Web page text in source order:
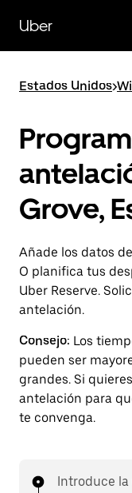
contenido
principal
Uber
Estados Unidos>
Grove,
Añade los datos
O planifica tus
Uber Reserve.
antelación.
Consejo: Los
pueden ser
grandes. Si
antelación para
te convenga.
Introduce